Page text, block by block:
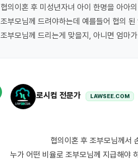
협의이혼 후 미성년자녀 아이 한명을 아아
조부모님께 드려야하는데 예를들어 협의
조부모님께 드리는게 맞을지, 아니면 엄마
로시컴 전문가 LAWSEE.COM
누가 어떤 비율로 조부모님께 지급해야